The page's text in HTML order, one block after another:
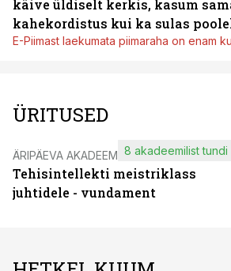
käive üldiselt kerkis, kasum
kahekordistus kui ka sulas
E-Piimast laekumata piimaraha on enam
ÜRITUSED
ÄRIPÄEVA AKADEEMIA
Tehisintellekti meistriklass
juhtidele - vundament
8 akadeemilist tundi